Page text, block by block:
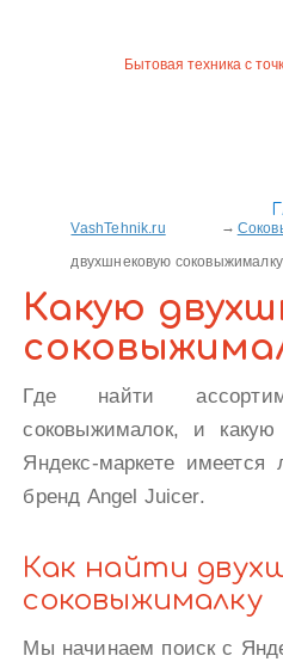
Бытовая техника с
VashTehnik.ru
двухшнековую соковыжималку
Какую
Где найти
соковыжималок, и
Яндекс-маркете
бренд Angel Juicer.
Как найти
соковыжималку
Мы начинаем поиск с